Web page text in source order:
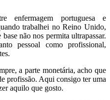
enfermagem portuguesa e
trabalhei no Reino Unido,
não nos permita ultrapassar.
pessoal como profissional,
a parte monetária, acho que
profissão. Aqui consigo ter uma
aquilo que gosto.